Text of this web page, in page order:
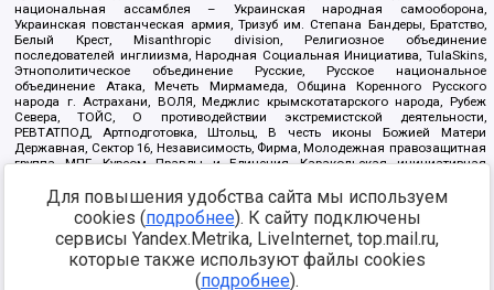
национальная ассамблея – Украинская народная самооборона,
Украинская повстанческая армия, Тризуб им. Степана Бандеры, Братство,
Белый Крест, Misanthropic division, Религиозное объединение
последователей инглиизма, Народная Социальная Инициатива, TulaSkins,
Этнополитическое объединение Русские, Русское национальное
объединение Атака, Мечеть Мирмамеда, Община Коренного Русского
народа г. Астрахани, ВОЛЯ, Меджлис крымскотатарского народа, Рубеж
Севера, ТОЙС, О противодействии экстремистской деятельности,
РЕВТАТПОД, Артподготовка, Штольц, В честь иконы Божией Матери
Державная, Сектор 16, Независимость, Фирма, Молодежная правозащитная
группа МПГ, Курсом Правды и Единения, Каракольская инициативная
Благотворительный пансионат Ак Умут, Русская республика Русь,
Арестантское уголовное единство, Башкорт, Нация и свобода, W.H.С., Фалунь
Дафа, Иртыш Ultras, Русский Патриотический клуб-Новокузнецк/РПК,
Сибирский державный союз, Фонд борьбы с коррупцией, Фонд защиты прав
граждан, Штабы Навального, Совет граждан СССР Прикубанского округа г.
Краснодара
Для повышения удобства сайта мы используем
cookies (подробнее). К сайту подключены
сервисы Yandex.Metrika, LiveInternet, top.mail.ru,
которые также используют файлы cookies
(подробнее).